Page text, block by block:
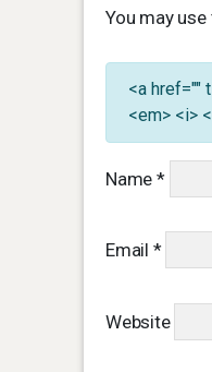
You may
<a href=""
<em> <i>
Name *
Email *
Website